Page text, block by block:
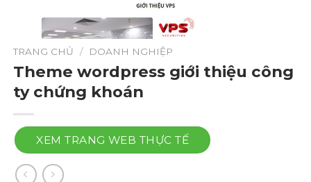
TRANG CHỦ / DOANH NGHIỆP
Theme wordpress giới thiệu công
ty chứng khoán
XEM TRANG WEB THỰC TẾ